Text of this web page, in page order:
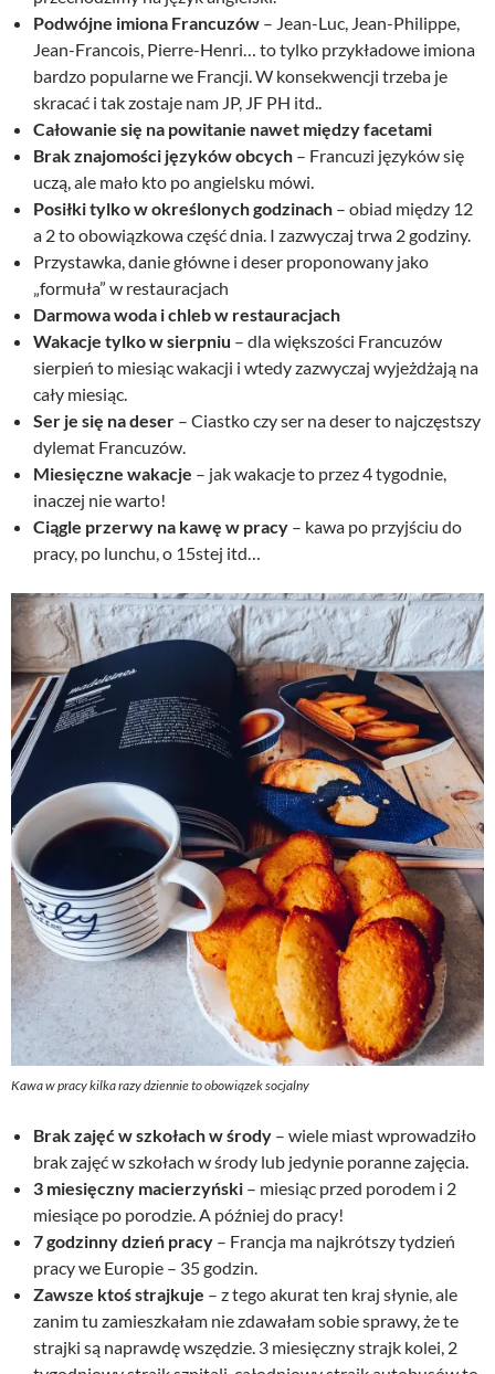
Podwójne imiona Francuzów – Jean-Luc, Jean-Philippe,
Jean-Francois, Pierre-Henri… to tylko przykładowe imiona
bardzo popularne we Francji. W konsekwencji trzeba je
skracać i tak zostaje nam JP, JF PH itd..
Całowanie się na powitanie nawet między facetami
Brak znajomości języków obcych – Francuzi języków się
uczą, ale mało kto po angielsku mówi.
Posiłki tylko w określonych godzinach – obiad między 12
a 2 to obowiązkowa część dnia. I zazwyczaj trwa 2 godziny.
Przystawka, danie główne i deser proponowany jako
„formuła” w restauracjach
Darmowa woda i chleb w restauracjach
Wakacje tylko w sierpniu – dla większości Francuzów
sierpień to miesiąc wakacji i wtedy zazwyczaj wyjeżdżają na
cały miesiąc.
Ser je się na deser – Ciastko czy ser na deser to najczęstszy
dylemat Francuzów.
Miesięczne wakacje – jak wakacje to przez 4 tygodnie,
inaczej nie warto!
Ciągle przerwy na kawę w pracy – kawa po przyjściu do
pracy, po lunchu, o 15stej itd…
Kawa w pracy kilka razy dziennie to obowiązek socjalny
Brak zajęć w szkołach w środy – wiele miast wprowadziło
brak zajęć w szkołach w środy lub jedynie poranne zajęcia.
3 miesięczny macierzyński – miesiąc przed porodem i 2
miesiące po porodzie. A później do pracy!
7 godzinny dzień pracy – Francja ma najkrótszy tydzień
pracy we Europie – 35 godzin.
Zawsze ktoś strajkuje – z tego akurat ten kraj słynie, ale
zanim tu zamieszkałam nie zdawałam sobie sprawy, że te
strajki są naprawdę wszędzie. 3 miesięczny strajk kolei, 2